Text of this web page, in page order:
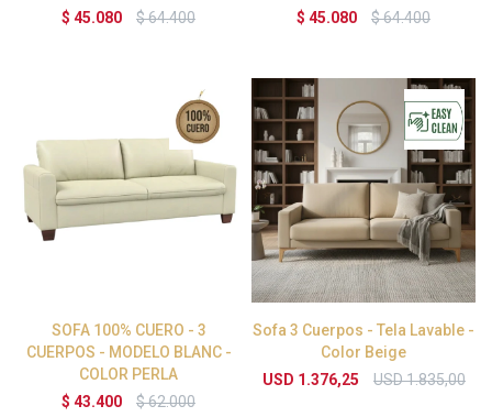
$ 45.080 $64.400
$ 45.080 $64.400
SOFA 100% CUERO - 3
CUERPOS - MODELO BLANC -
COLOR PERLA
$ 43.400 $62.000
Sofa 3 Cuerpos - Tela Lavable -
Color Beige
USD 1.376,25 USD1.835,00